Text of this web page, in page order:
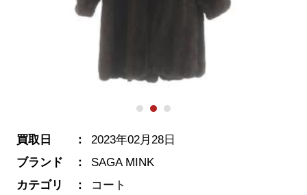
買取日
2023年02月28日
ブランド
SAGA MINK
カテゴリ
コート